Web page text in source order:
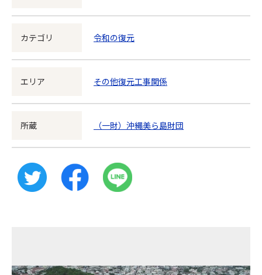
カテゴリ 令和の復元
エリア その他復元工事関係
所蔵 （一財）沖縄美ら島財団